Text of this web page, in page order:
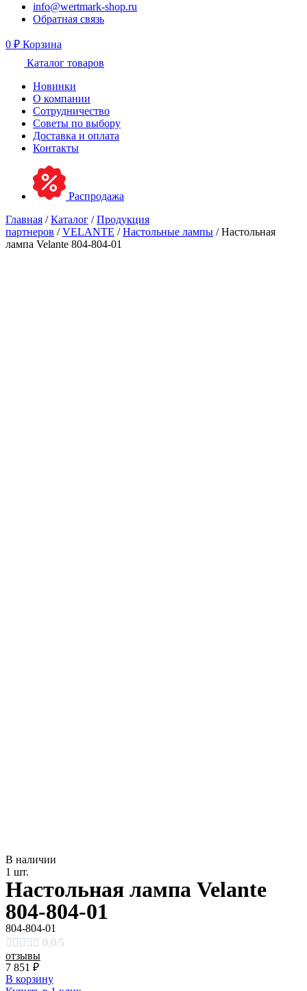
info@wertmark-shop.ru
Обратная связь
0 ₽ Корзина
Каталог товаров
Новинки
О компании
Сотрудничество
Советы по выбору
Доставка и оплата
Контакты
Распродажа
Главная /Каталог /Продукция
партнеров /VELANTE /Настольные лампы / Настольная
лампа Velante 804-804-01
В наличии
1 шт.
Настольная лампа Velante
804-804-01
804-804-01
     0.0/5
отзывы
7 851 ₽
В корзину